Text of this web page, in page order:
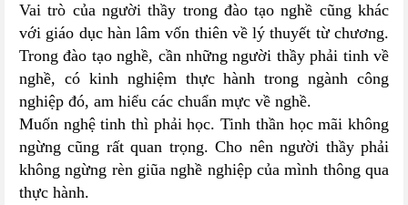
Vai trò của người thầy trong đào tạo nghề cũng khác
với giáo dục hàn lâm vốn thiên về lý thuyết từ chương.
Trong đào tạo nghề, cần những người thầy phải tinh về
nghề, có kinh nghiệm thực hành trong ngành công
nghiệp đó, am hiểu các chuẩn mực về nghề.
Muốn nghệ tinh thì phải học. Tinh thần học mãi không
ngừng cũng rất quan trọng. Cho nên người thầy phải
không ngừng rèn giũa nghề nghiệp của mình thông qua
thực hành.